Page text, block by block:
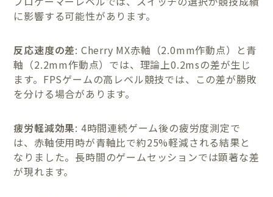
に影響する可能性があります。
反応速度の差: Cherry MX赤軸（2.0mm作動点）と青
軸（2.2mm作動点）では、理論上0.2msの差が生じ
ます。FPSゲームの高レベル競技では、この差が勝敗
を分ける場合があります。
疲労軽減効果: 4時間連続ゲーム後の疲労度測定で
は、赤軸使用時が青軸比で約25%軽減される結果と
なりました。長時間のゲームセッションでは顕著な差
が現れます。